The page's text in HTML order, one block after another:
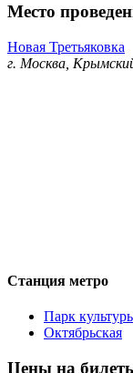
Место
Новая Третьяковка
г. Москва,
Станция метро
Парк
Октябрьская
Цены на